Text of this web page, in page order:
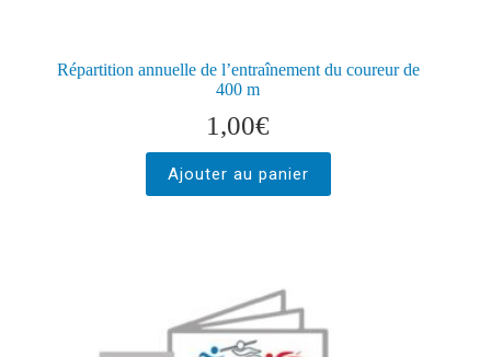
Répartition annuelle de l’entraînement du coureur de
400 m
1,00€
Ajouter au panier